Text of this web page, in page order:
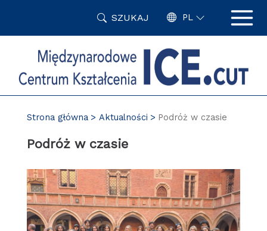
SZUKAJ PL
Strona główna Aktualności Podróż w czasie
Podróż w czasie